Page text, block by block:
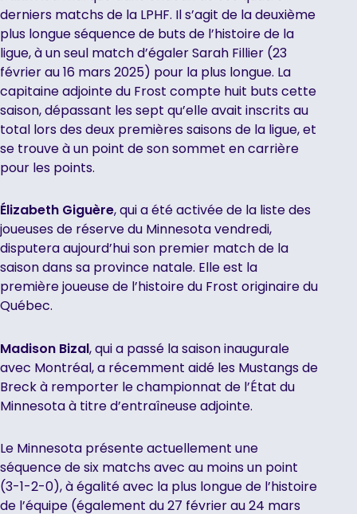
derniers matchs de la LPHF. Il s’agit de la deuxième
plus longue séquence de buts de l’histoire de la
ligue, à un seul match d’égaler Sarah Fillier (23
février au 16 mars 2025) pour la plus longue. La
capitaine adjointe du Frost compte huit buts cette
saison, dépassant les sept qu’elle avait inscrits au
total lors des deux premières saisons de la ligue, et
se trouve à un point de son sommet en carrière
pour les points.
Élizabeth Giguère, qui a été activée de la liste des
joueuses de réserve du Minnesota vendredi,
disputera aujourd’hui son premier match de la
saison dans sa province natale. Elle est la
première joueuse de l’histoire du Frost originaire du
Québec.
Madison Bizal, qui a passé la saison inaugurale
avec Montréal, a récemment aidé les Mustangs de
Breck à remporter le championnat de l’État du
Minnesota à titre d’entraîneuse adjointe.
Le Minnesota présente actuellement une
séquence de six matchs avec au moins un point
(3-1-2-0), à égalité avec la plus longue de l’histoire
de l’équipe (également du 27 février au 24 mars